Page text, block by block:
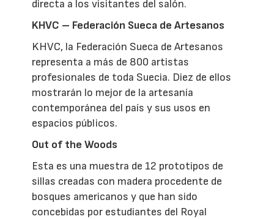
directa a los visitantes del salón.
KHVC – Federación Sueca de Artesanos
KHVC, la Federación Sueca de Artesanos
representa a más de 800 artistas
profesionales de toda Suecia. Diez de ellos
mostrarán lo mejor de la artesanía
contemporánea del país y sus usos en
espacios públicos.
Out of the Woods
Esta es una muestra de 12 prototipos de
sillas creadas con madera procedente de
bosques americanos y que han sido
concebidas por estudiantes del Royal